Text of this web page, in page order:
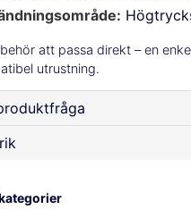
att passa direkt – en
utrustning.